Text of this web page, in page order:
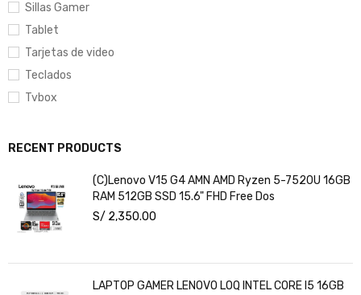
Sillas Gamer
Tablet
Tarjetas de video
Teclados
Tvbox
RECENT PRODUCTS
(C)Lenovo V15 G4 AMN AMD Ryzen 5-7520U 16GB
RAM 512GB SSD 15.6" FHD Free Dos
S/ 2,350.00
LAPTOP GAMER LENOVO LOQ INTEL CORE I5 16GB